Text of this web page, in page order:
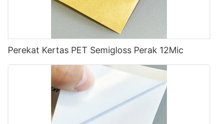
Perekat Kertas PET Semigloss Perak 12Mic